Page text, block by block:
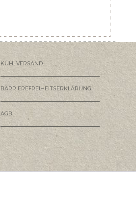
KÜHLVERSAND
BARRIEREFREIHEITSERKLÄRUNG
AGB